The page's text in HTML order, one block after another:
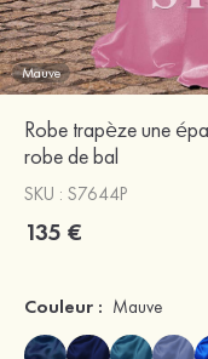
Mauve
Robe trapèze une
robe de bal
SKU : S7644P
135 €
Couleur : Mauve